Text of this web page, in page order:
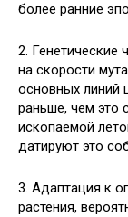
более ранние
2.
на скорости
основных линий
раньше, чем это
ископаемой
датируют это
3. Адаптация к
растения,